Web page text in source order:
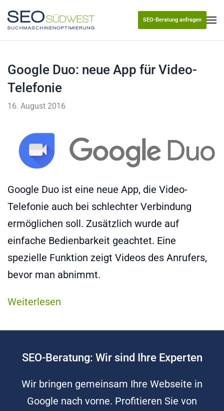
Skip to main content
SEO-Beratung anfragen
Google Duo: neue App für Video-
Telefonie
16. August 2016
Google Duo ist eine neue App, die Video-
Telefonie auch bei schlechter Verbindung
ermöglichen soll. Zusätzlich wurde auf
einfache Bedienbarkeit geachtet. Eine
spezielle Funktion zeigt Videos des Anrufers,
bevor man abnimmt.
Weiterlesen
SEO-Beratung: Wir sind Ihre Experten
Wir bringen gemeinsam Ihre Webseite in
Google nach vorne. Profitieren Sie von